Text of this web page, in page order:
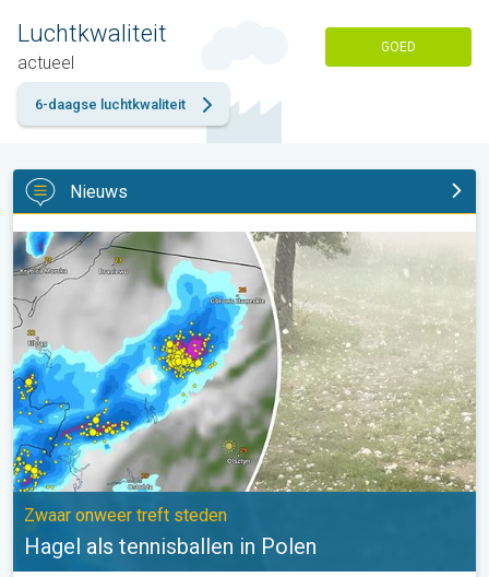
Luchtkwaliteit
actueel
GOED
6-daagse luchtkwaliteit
Nieuws
Hagel als tennisballen in Polen. Zwaar onweer treft steden. . .
Zwaar onweer treft steden
Hagel als tennisballen in Polen